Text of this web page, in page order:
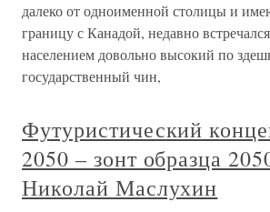
далеко от одноименной столицы и
границу с Канадой, недавно
населением довольно высокий по
государственный чин,
Футуристический
2050 – зонт образца
Николай Маслухин